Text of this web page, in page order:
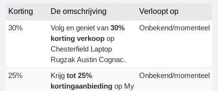
Korting De omschrijving
Verloopt op
30%
Volg en geniet van 30%
korting verkoop op
Chesterfield Laptop
Rugzak Austin Cognac.
Onbekend/momenteel
25% Krijg tot 25%
kortingaanbieding op My
Onbekend/momenteel